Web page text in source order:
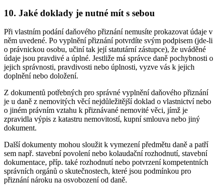
10. Jaké doklady je nutné mít s sebou
Při vlastním podání daňového přiznání nemusíte prokazovat údaje v
něm uvedené. Po vyplnění přiznání potvrdíte svým podpisem (jde-li
o právnickou osobu, učiní tak její statutární zástupce), že uváděné
údaje jsou pravdivé a úplné. Jestliže má správce daně pochybnosti o
jejich správnosti, pravdivosti nebo úplnosti, vyzve vás k jejich
doplnění nebo doložení.
Z dokumentů potřebných pro správné vyplnění daňového přiznání
je u daně z nemovitých věcí nejdůležitější doklad o vlastnictví nebo
o jiném právním vztahu k přiznávané nemovité věci, jímž je
zpravidla výpis z katastru nemovitostí, kupní smlouva nebo jiný
dokument.
Další dokumenty mohou sloužit k vymezení předmětu daně a patří
sem např. stavební povolení nebo kolaudační rozhodnutí, stavební
dokumentace, příp. také rozhodnutí nebo potvrzení kompetentních
správních orgánů o skutečnostech, které jsou podmínkou pro
přiznání nároku na osvobození od daně.